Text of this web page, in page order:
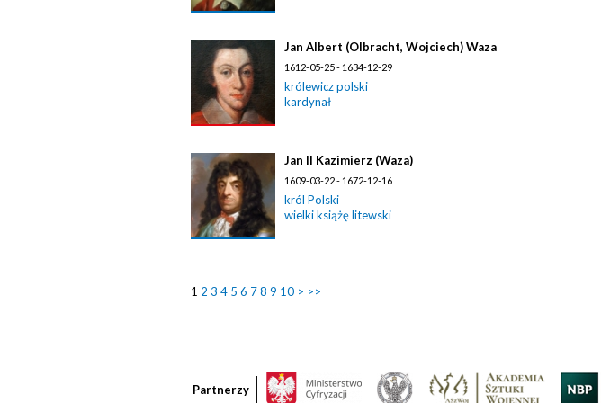
Jan Albert (Olbracht, Wojciech) Waza
1612-05-25 - 1634-12-29
królewicz polski
kardynał
Jan II Kazimierz (Waza)
1609-03-22 - 1672-12-16
król Polski
wielki książę litewski
1 2 3 4 5 6 78 9 10 > >>
Partnerzy